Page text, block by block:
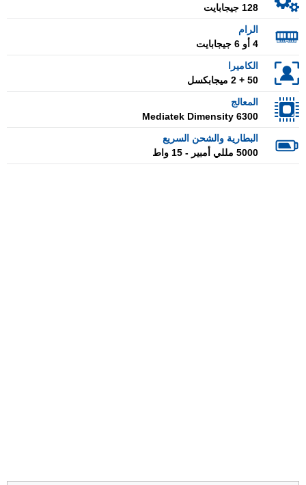
128 جيجابايت
الرام
4 أو 6 جيجابايت
الكاميرا
50 + 2 ميجابكسل
المعالج
Mediatek Dimensity 6300
البطارية والشحن السريع
5000 مللي أمبير - 15 واط